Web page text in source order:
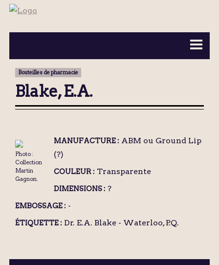
BOUTEILLES ▼
MA COLLECTION
Bouteilles de pharmacie
Blake, E.A.
Photo :
Collection
Martin
Gagnon.
MANUFACTURE : ABM ou Ground Lip
(?)
COULEUR : Transparente
DIMENSIONS : ?
EMBOSSAGE : -
ÉTIQUETTE : Dr. E.A. Blake - Waterloo, P.Q.